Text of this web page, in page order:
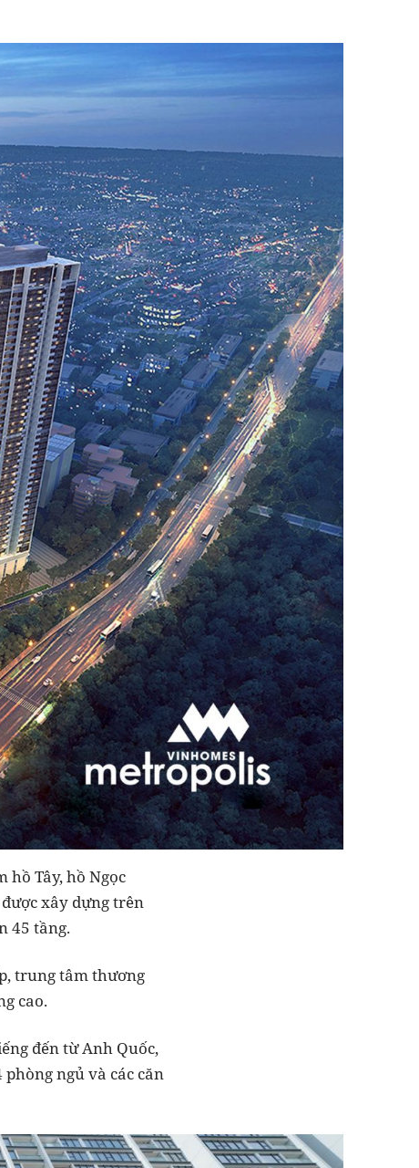
hồ Tây, hồ Ngọc
xây dựng trên
45 tầng.
trung tâm thương
cao.
đến từ Anh Quốc,
ngủ và các căn